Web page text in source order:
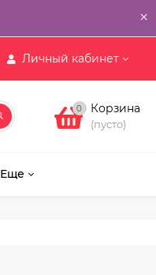
×
Личный кабинет
0 Корзина
(пусто)
Еще